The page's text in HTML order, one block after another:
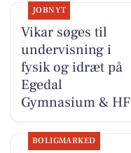
JOBNYT
Vikar søges til
undervisning i
fysik og idræt på
Egedal
Gymnasium & HF
BOLIGMARKED